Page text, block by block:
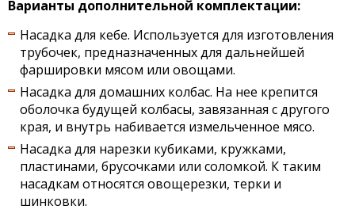
Варианты дополнительной комплектации:
Насадка для кебе. Используется для изготовления
трубочек, предназначенных для дальнейшей
фаршировки мясом или овощами.
Насадка для домашних колбас. На нее крепится
оболочка будущей колбасы, завязанная с другого
края, и внутрь набивается измельченное мясо.
Насадка для нарезки кубиками, кружками,
пластинами, брусочками или соломкой. К таким
насадкам относятся овощерезки, терки и
шинковки.